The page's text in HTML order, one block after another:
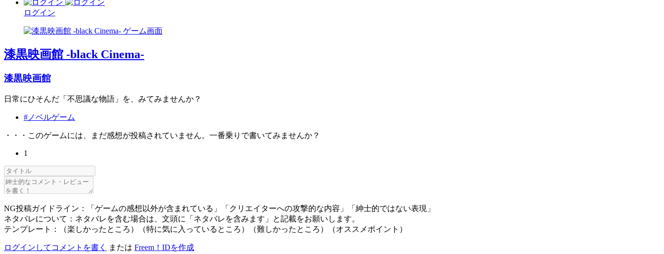
ログイン
漆黒映画館 -black Cinema-
漆黒映画館
日常にひそんだ「不思議な物語」を、みてみませんか？
#ノベルゲーム
・・・このゲームには、まだ感想が投稿されていません。一番乗りで書いてみませんか？
1
NG投稿ガイドライン：「ゲームの感想以外が含まれている」「クリエイターへの攻撃的な内容」「紳士的ではない表現」
ネタバレについて：ネタバレを含む場合は、文頭に「ネタバレを含みます」と記載をお願いします。
テンプレート：（楽しかったところ）（特に気に入っているところ）（難しかったところ）（オススメポイント）
ログインしてコメントを書く または Freem！IDを作成